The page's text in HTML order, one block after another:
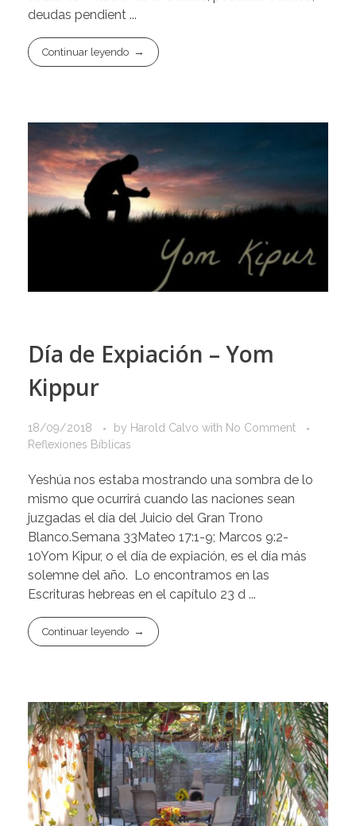
deudas pendient ...
Continuar leyendo
Día de Expiación – Yom
Kippur
18/09/2018 by Harold Calvo with No Comment
Reflexiones Bíblicas
Yeshúa nos estaba mostrando una sombra de lo
mismo que ocurrirá cuando las naciones sean
juzgadas el día del Juicio del Gran Trono
Blanco.Semana 33Mateo 17:1-9; Marcos 9:2-
10Yom Kipur, o el día de expiación, es el día más
solemne del año. Lo encontramos en las
Escrituras hebreas en el capítulo 23 d ...
Continuar leyendo